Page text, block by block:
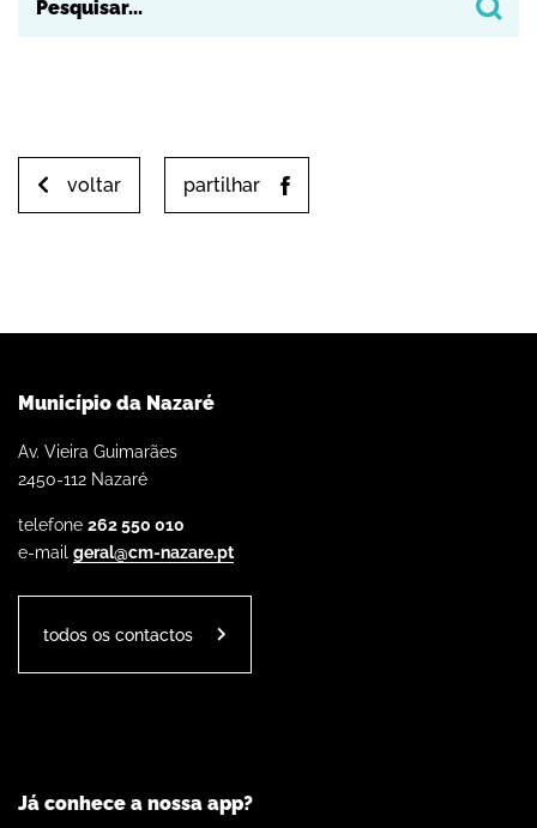
voltar partilhar
Município da Nazaré
Av. Vieira Guimarães
2450-112 Nazaré
telefone 262 550 010
e-mail geral@cm-nazare.pt
todos os contactos
Já conhece a nossa app?